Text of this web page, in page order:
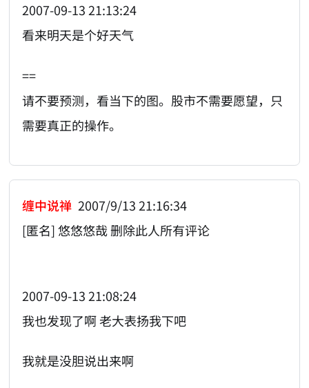
2007-09-13 21:13:24
看来明天是个好天气
==
请不要预测，看当下的图。股市不需要愿望，只
需要真正的操作。
缠中说禅 2007/9/13 21:16:34
[匿名] 悠悠悠哉 删除此人所有评论
2007-09-13 21:08:24
我也发现了啊 老大表扬我下吧
我就是没胆说出来啊